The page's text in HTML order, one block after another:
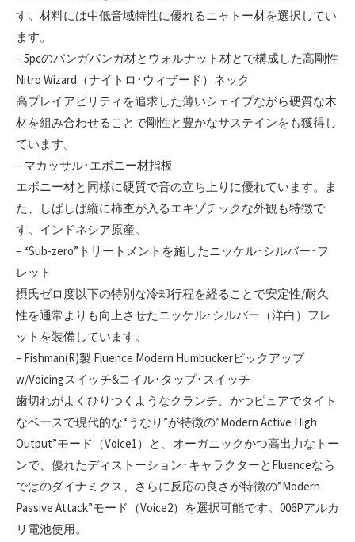
す。材料には中低音域特性に優れるニャトー材を選択してい
ます。
– 5pcのパンガパンガ材とウォルナット材とで構成した高剛性
Nitro Wizard（ナイトロ･ウィザード）ネック
高プレイアビリティを追求した薄いシェイプながら硬質な木
材を組み合わせることで剛性と豊かなサステインをも獲得し
ています。
– マカッサル･エボニー材指板
エボニー材と同様に硬質で音の立ち上りに優れています。ま
た、しばしば縦に柿杢が入るエキゾチックな外観も特徴で
す。インドネシア原産。
– “Sub-zero”トリートメントを施したニッケル･シルバー･フ
レット
摂氏ゼロ度以下の特別な冷却行程を経ることで安定性/耐久
性を通常よりも向上させたニッケル･シルバー（洋白）フレ
ットを装備しています。
– Fishman(R)製 Fluence Modern Humbuckerピックアップ
w/Voicingスイッチ&コイル･タップ･スイッチ
歯切れがよくひりつくようなクランチ、かつピュアでタイト
なベースで現代的な“うなり”が特徴の”Modern Active High
Output”モード（Voice1）と、オーガニックかつ高出力なトー
ンで、優れたディストーション･キャラクターとFluenceなら
ではのダイナミクス、さらに反応の良さが特徴の”Modern
Passive Attack”モード（Voice2）を選択可能です。006Pアルカ
リ電池使用。